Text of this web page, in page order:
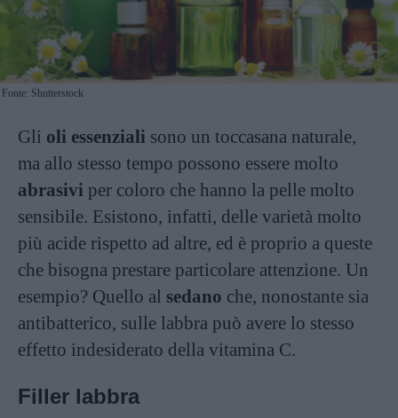
Fonte: Shutterstock
Gli oli essenziali sono un toccasana naturale,
ma allo stesso tempo possono essere molto
abrasivi per coloro che hanno la pelle molto
sensibile. Esistono, infatti, delle varietà molto
più acide rispetto ad altre, ed è proprio a queste
che bisogna prestare particolare attenzione. Un
esempio? Quello al sedano che, nonostante sia
antibatterico, sulle labbra può avere lo stesso
effetto indesiderato della vitamina C.
Filler labbra